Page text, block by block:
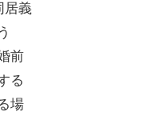
居義
前
る
場